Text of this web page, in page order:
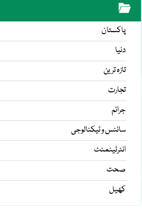
پاکستان
دنیا
تازہ ترین
تجارت
جرائم
سائنس و ٹیکنالوجی
انٹرٹینمنٹ
صحت
کھیل